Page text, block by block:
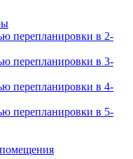
перепланировки в 2-
перепланировки в 3-
перепланировки в 4-
перепланировки в 5-